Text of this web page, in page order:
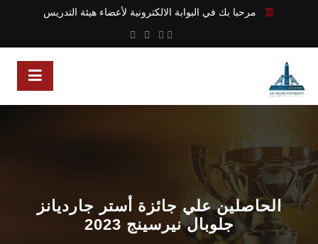
مرحبا بك في البوابة الالكترونية لأعضاء هيئة التدريس
الحاصلين علي جائزة أستر جارديانز
جلوبال نيرسينج 2023